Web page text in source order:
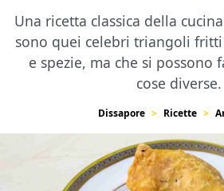
Una ricetta classica della
sono quei celebri triangoli
e spezie, ma che si possono
cose diverse.
Dissapore Ricette